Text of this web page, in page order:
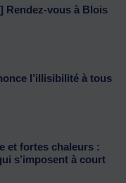
Rendez-vous à Blois
l’illisibilité à tous
et fortes chaleurs :
s’imposent à court